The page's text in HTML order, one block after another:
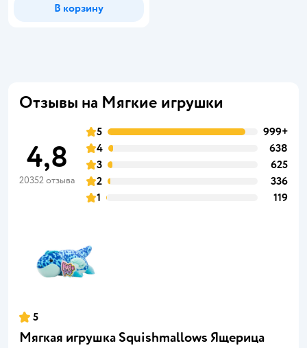
В корзину
Отзывы на Мягкие игрушки
4,8
20352 отзыва
5
999+
4
638
3
625
2
336
1
119
5
Мягкая игрушка Squishmallows Ящерица